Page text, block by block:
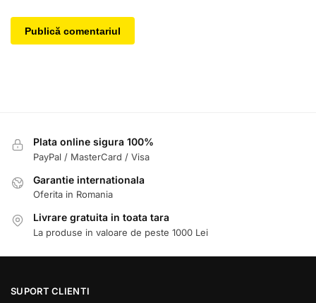
Plata online sigura 100%
PayPal / MasterCard / Visa
Garantie internationala
Oferita in Romania
Livrare gratuita in toata tara
La produse in valoare de peste 1000 Lei
SUPORT CLIENTI